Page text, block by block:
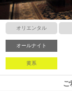
オリエンタル
オールナイト
黄系
ご